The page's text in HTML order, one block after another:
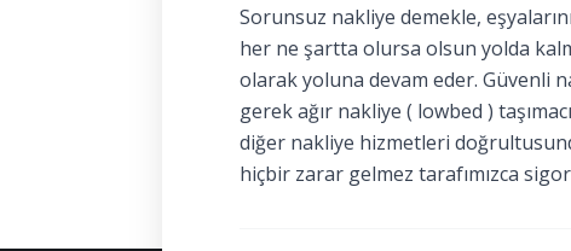
Sorunsuz nakliye demekle,
her ne şartta olursa olsun yolda
olarak yoluna devam eder. Güvenli
gerek ağır nakliye ( lowbed )
diğer nakliye hizmetleri
hiçbir zarar gelmez tarafımızca